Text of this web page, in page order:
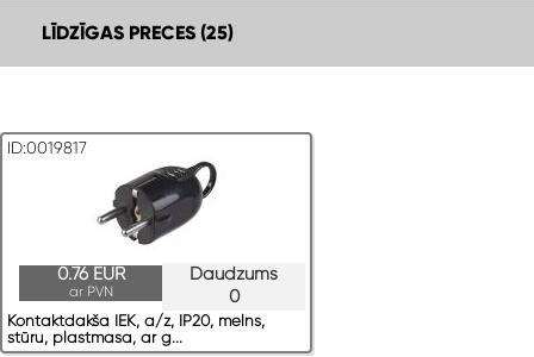
LĪDZĪGAS PRECES (25)
ID:0019817
Daudzums
0
0.76 EUR
ar PVN
Kontaktdakša IEK, a/z, IP20, melns,
stūru, plastmasa, ar g...